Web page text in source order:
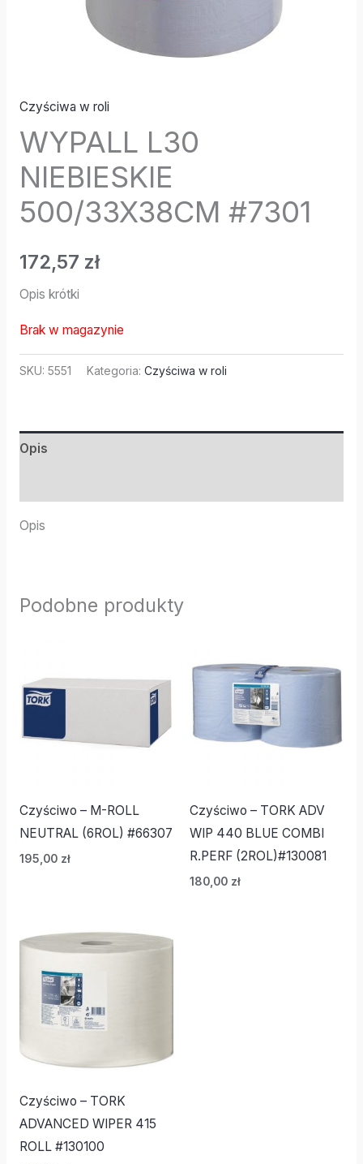
Czyściwa w roli
WYPALL L30
NIEBIESKIE
500/33X38CM #7301
172,57 zł
Opis krótki
Brak w magazynie
SKU: 5551 Kategoria: Czyściwa w roli
Opis
Opis
Podobne produkty
Czyściwo – M-ROLL
NEUTRAL (6ROL) #66307
195,00 zł
Czyściwo – TORK ADV
WIP 440 BLUE COMBI
R.PERF (2ROL)#130081
180,00 zł
Czyściwo – TORK
ADVANCED WIPER 415
ROLL #130100